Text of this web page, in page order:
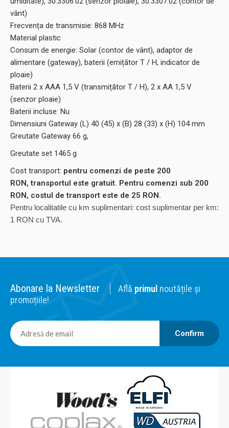
vânt)
Frecvența de transmisie: 868 MHz
Material plastic
Consum de energie: Solar (contor de vânt), adaptor de
alimentare (gateway), baterii (emițător T / H, indicator de
ploaie)
Baterii 2 x AAA 1,5 V (transmițător T / H), 2 x AA 1,5 V
(senzor ploaie)
Baterii incluse: Nu
Dimensiuni Gateway (L) 40 (45) x (B) 28 (33) x (H) 104 mm
Greutate Gateway 66 g,
Greutate set 1465 g
Cost transport: pentru comenzi de peste 200
RON, transportul este gratuit. Pentru comenzi sub 200
RON, costul de transport este de 25 RON.
Pentru localitatile cu km suplimentari: cost suplimentar per km:
1 RON cu TVA.
Abonare la Newsletter Află primul noutățile și
promoțiile!
Confirm